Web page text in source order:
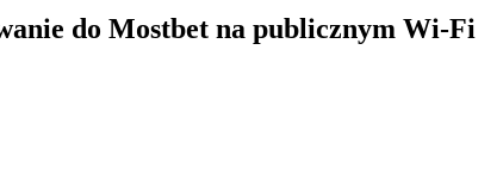
do Mostbet na publicznym Wi-Fi